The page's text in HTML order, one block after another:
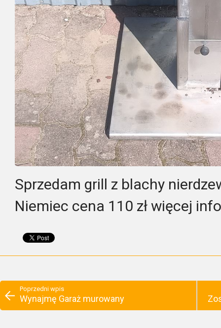
Sprzedam grill z blachy
Niemiec cena 110 zł więcej
Poprzedni wpis
Wynajmę Garaż murowany